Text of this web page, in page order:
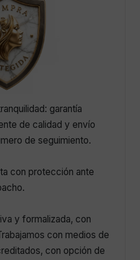
garantía
de calidad y envío
de seguimiento.
con protección ante
y formalizada, con
con medios de
con opción de